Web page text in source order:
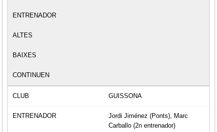
GUISSONA
Jordi Jiménez (Ponts), Marc
Carballo (2n entrenador)